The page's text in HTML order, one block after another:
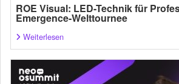
ROE Visual: LED-Technik für
Emergence-Welttournee
Weiterlesen